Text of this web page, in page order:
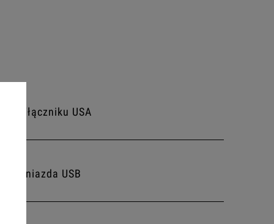
Włączniku USA
Gniazda USB